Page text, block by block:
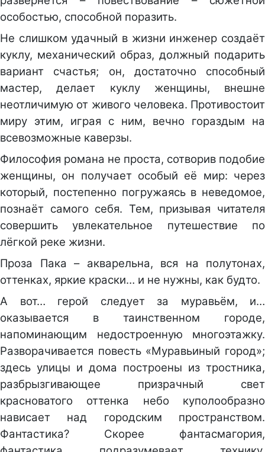
особостью, способной поразить.
Не слишком удачный в жизни инженер создаёт
куклу, механический образ, должный подарить
вариант счастья; он, достаточно способный
мастер, делает куклу женщины, внешне
неотличимую от живого человека. Противостоит
миру этим, играя с ним, вечно гораздым на
всевозможные каверзы.
Философия романа не проста, сотворив подобие
женщины, он получает особый её мир: через
который, постепенно погружаясь в неведомое,
познаёт самого себя. Тем, призывая читателя
совершить увлекательное путешествие по
лёгкой реке жизни.
Проза Пака – акварельна, вся на полутонах,
оттенках, яркие краски… и не нужны, как будто.
А вот… герой следует за муравьём, и…
оказывается в таинственном городе,
напоминающим недостроенную многоэтажку.
Разворачивается повесть «Муравьиный город»;
здесь улицы и дома построены из тростника,
разбрызгивающее призрачный свет
красноватого оттенка небо куполообразно
нависает над городским пространством.
Фантастика? Скорее фантасмагория,